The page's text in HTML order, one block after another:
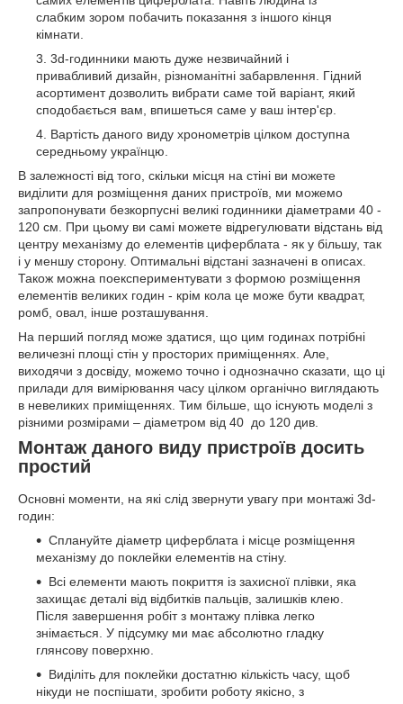
слабким зором побачить показання з іншого кінця
кімнати.
3d-годинники мають дуже незвичайний і
привабливий дизайн, різноманітні забарвлення. Гідний
асортимент дозволить вибрати саме той варіант, який
сподобається вам, впишеться саме у ваш інтер'єр.
Вартість даного виду хронометрів цілком доступна
середньому українцю.
В залежності від того, скільки місця на стіні ви можете
виділити для розміщення даних пристроїв, ми можемо
запропонувати безкорпусні великі годинники діаметрами 40 -
120 см. При цьому ви самі можете відрегулювати відстань від
центру механізму до елементів циферблата - як у більшу, так
і у меншу сторону. Оптимальні відстані зазначені в описах.
Також можна поекспериментувати з формою розміщення
елементів великих годин - крім кола це може бути квадрат,
ромб, овал, інше розташування.
На перший погляд може здатися, що цим годинах потрібні
величезні площі стін у просторих приміщеннях. Але,
виходячи з досвіду, можемо точно і однозначно сказати, що ці
прилади для вимірювання часу цілком органічно виглядають
в невеликих приміщеннях. Тим більше, що існують моделі з
різними розмірами – діаметром від 40 до 120 див.
Монтаж даного виду пристроїв досить
простий
Основні моменти, на які слід звернути увагу при монтажі 3d-
годин:
Сплануйте діаметр циферблата і місце розміщення
механізму до поклейки елементів на стіну.
Всі елементи мають покриття із захисної плівки, яка
захищає деталі від відбитків пальців, залишків клею.
Після завершення робіт з монтажу плівка легко
знімається. У підсумку ми має абсолютно гладку
глянсову поверхню.
Виділіть для поклейки достатню кількість часу, щоб
нікуди не поспішати, зробити роботу якісно, з